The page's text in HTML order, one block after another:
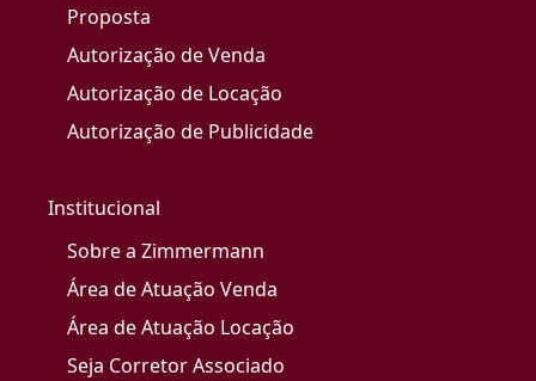
Proposta
Autorização de Venda
Autorização de Locação
Autorização de Publicidade
Institucional
Sobre a Zimmermann
Área de Atuação Venda
Área de Atuação Locação
Seja Corretor Associado